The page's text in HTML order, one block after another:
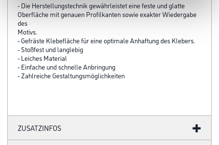
- Die Herstellungstechnik gewährleistet eine feste und glatte
Oberfläche mit genauen Profilkanten sowie exakter Wiedergabe
des
Motivs.
- Gefräste Klebefläche für eine optimale Anhaftung des Klebers.
- Stoßfest und langlebig
- Leiches Material
- Einfache und schnelle Anbringung
- Zahlreiche Gestaltungsmöglichkeiten
ZUSATZINFOS